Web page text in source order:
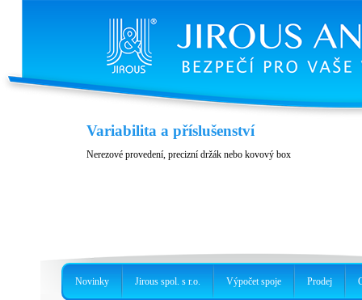
Variabilita a příslušenství
Nerezové provedení, precizní držák nebo kovový box
Novinky Jirous spol. s r.o. Výpočet spoje Prodej